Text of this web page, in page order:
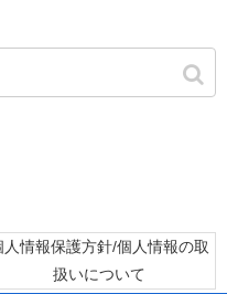
人情報保護方針/個人情報の取
扱いについて